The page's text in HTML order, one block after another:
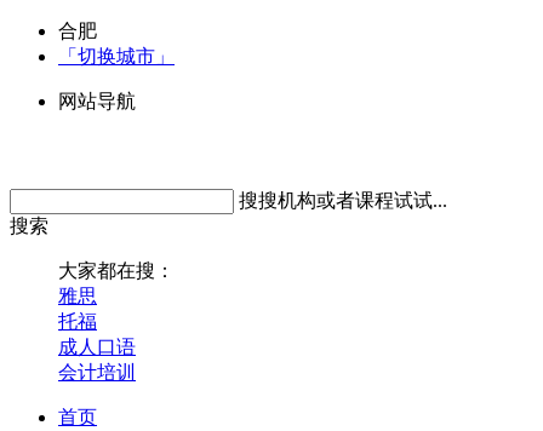
合肥
「切换城市」
网站导航
搜搜机构或者课程试试...
搜索
大家都在搜：
雅思
托福
成人口语
会计培训
首页